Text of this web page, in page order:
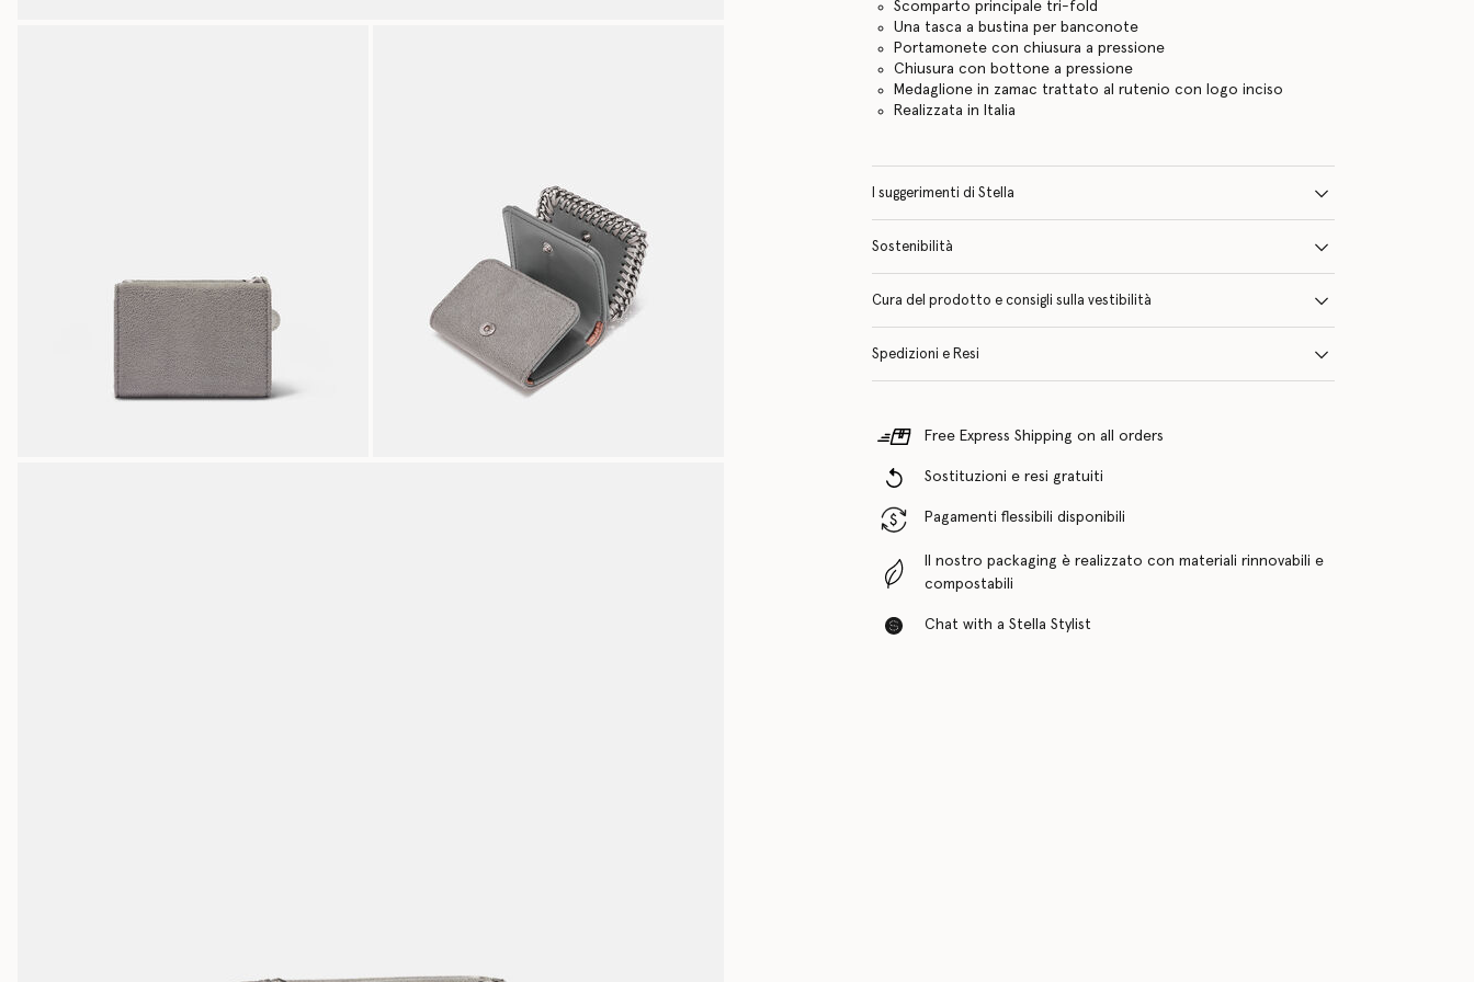
Scomparto principale tri-fold
Una tasca a bustina per banconote
Portamonete con chiusura a pressione
Chiusura con bottone a pressione
Medaglione in zamac trattato al rutenio con logo inciso
Realizzata in Italia
I suggerimenti di Stella
Sostenibilità
Cura del prodotto e consigli sulla vestibilità
Spedizioni e Resi
Free Express Shipping on all orders
Sostituzioni e resi gratuiti
Pagamenti flessibili disponibili
Il nostro packaging è realizzato con materiali rinnovabili e
compostabili
Chat with a Stella Stylist